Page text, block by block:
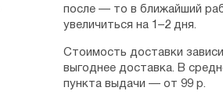
после — то в ближайший
увеличиться на 1–2 дня.
Стоимость доставки
выгоднее доставка. В
пункта выдачи — от 99 р.